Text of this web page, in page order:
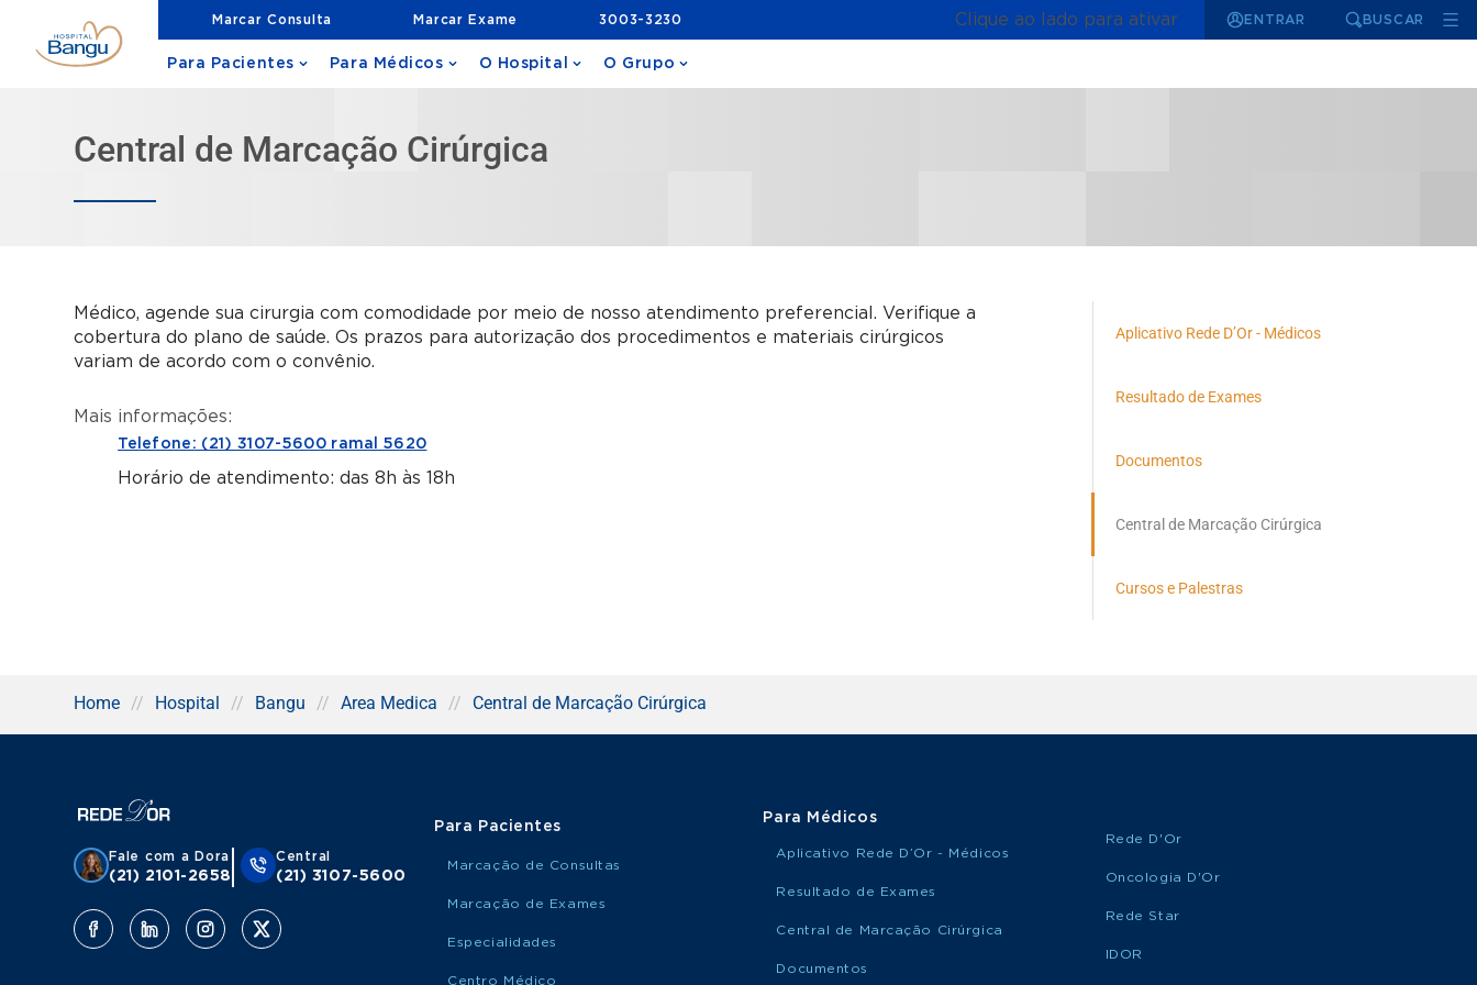
Marcar Consulta Marcar Exame 3003-3230 Clique ao lado para ativar ENTRAR BUSCAR
Para Pacientes Para Médicos O Hospital O Grupo
Central de Marcação Cirúrgica
Médico, agende sua cirurgia com comodidade por meio de nosso atendimento preferencial. Verifique a
cobertura do plano de saúde. Os prazos para autorização dos procedimentos e materiais cirúrgicos
variam de acordo com o convênio.
Mais informações:
Telefone: (21) 3107-5600 ramal 5620
Horário de atendimento: das 8h às 18h
Aplicativo Rede D’Or - Médicos
Resultado de Exames
Documentos
Central de Marcação Cirúrgica
Cursos e Palestras
Home // Hospital // Bangu // Area Medica // Central de Marcação Cirúrgica
Fale com a Dora
(21) 2101-2658
Central
(21) 3107-5600
Para Pacientes
Marcação de Consultas
Marcação de Exames
Especialidades
Centro Médico
Para Médicos
Aplicativo Rede D’Or - Médicos
Resultado de Exames
Central de Marcação Cirúrgica
Documentos
Rede D'Or
Oncologia D'Or
Rede Star
IDOR